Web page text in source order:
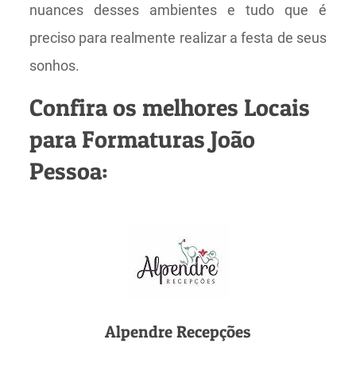
nuances desses ambientes e tudo que é
preciso para realmente realizar a festa de seus
sonhos.
Confira os melhores Locais
para Formaturas João
Pessoa:
Alpendre Recepções